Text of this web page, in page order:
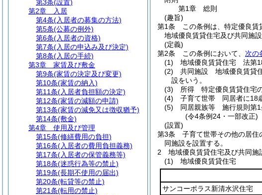
第1章
総則
(趣旨)
第1条
この条例は、特定優良
地域優良賃貸住宅及び共同施
(定義)
第2条
この条例において、 次の
(1)
地域優良賃貸住宅 法第
(2)
共同施設 地域優良賃貸
設をいう。
(3)
所得 特定優良賃貸住宅
(4)
子育て世帯 同居者に18
(5)
同居親族等 施行規則第1
(令4条例24・一部改正)
(設置)
第3条
子育て世帯その他の居
同施設を設置する。
2
地域優良賃貸住宅及び共同施
(1)
地域優良賃貸住宅
サンコーポラス新清水沢住宅
第3条(設置)
第2章
入居
第4条(入居者の募集の方法)
第5条(公募の例外)
第6条(入居者の資格)
第7条(入居の申込み及び決定)
第8条(入居の手続)
第3章
家賃及び敷金
第9条(家賃の決定及び変更)
第10条(家賃の納入)
第11条(入居者負担額の決定)
第12条(家賃の減額の申請)
第13条(家賃の減免又は徴収猶予)
第14条(敷金)
第4章
使用及び管理
第15条(修繕費用の負担)
第16条(入居者の費用負担義務)
第17条(入居者の保管義務等)
第18条(迷惑行為等の禁止)
第19条(長期不使用の届出)
第20条(転貸等の禁止)
第21条(転用の禁止)